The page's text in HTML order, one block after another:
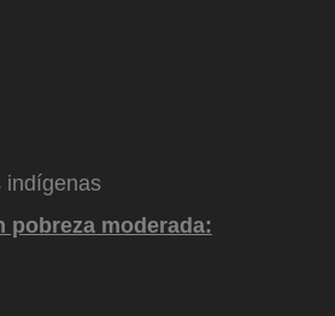
indígenas
pobreza moderada: